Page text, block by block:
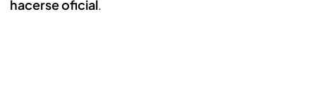
hacerse oficial.